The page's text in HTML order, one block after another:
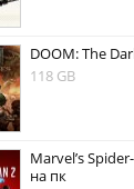
DOOM: The
118 GB
Marvel’s
на пк